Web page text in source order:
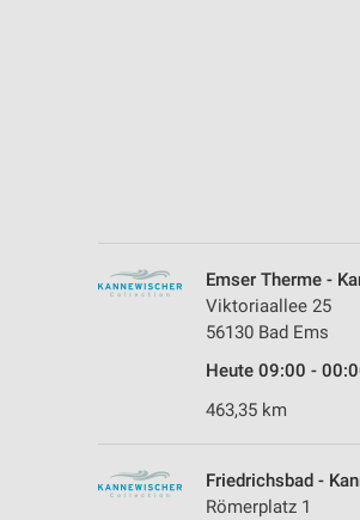
Emser Therme -
Viktoriaallee 25
56130 Bad Ems
Heute 09:00 -
463,35 km
Friedrichsbad -
Römerplatz 1
Notwendig